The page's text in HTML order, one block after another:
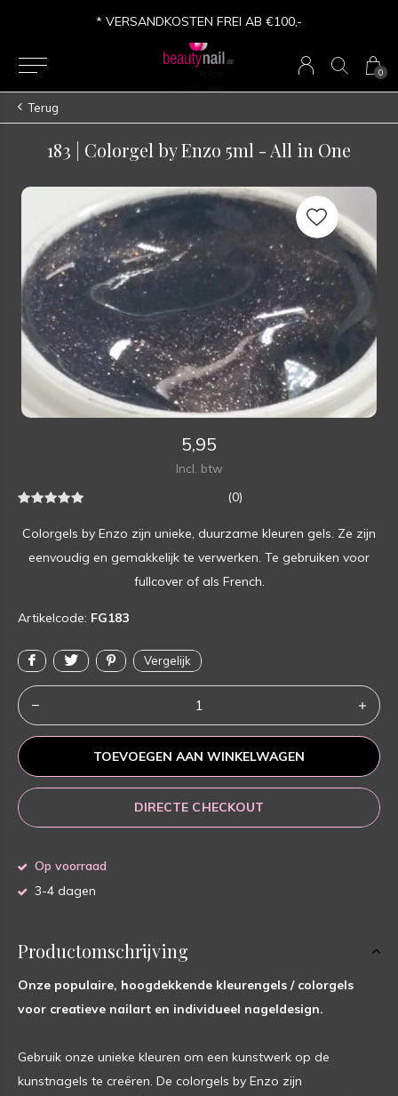
0
* VERSANDKOSTEN FREI AB €100,-
Terug
183 | Colorgel by Enzo 5ml - All in One
5,95
Incl. btw
(0)
Colorgels by Enzo zijn unieke, duurzame kleuren gels. Ze zijn
eenvoudig en gemakkelijk te verwerken. Te gebruiken voor
fullcover of als French.
Artikelcode: FG183
Vergelijk
TOEVOEGEN AAN WINKELWAGEN
DIRECTE CHECKOUT
Op voorraad
3-4 dagen
Productomschrijving
Onze populaire, hoogdekkende kleurengels / colorgels
voor creatieve nailart en individueel nageldesign.
Gebruik onze unieke kleuren om een kunstwerk op de
kunstnagels te creëren. De colorgels by Enzo zijn